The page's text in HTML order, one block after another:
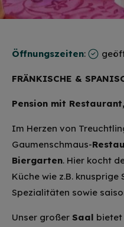
Öffnungszeiten:
FRÄNKISCHE &
Pension mit
Im Herzen von
Gaumenschmaus-
Biergarten. Hier kocht
Küche wie z.B.
Spezialitäten sowie
Unser großer Saal bietet